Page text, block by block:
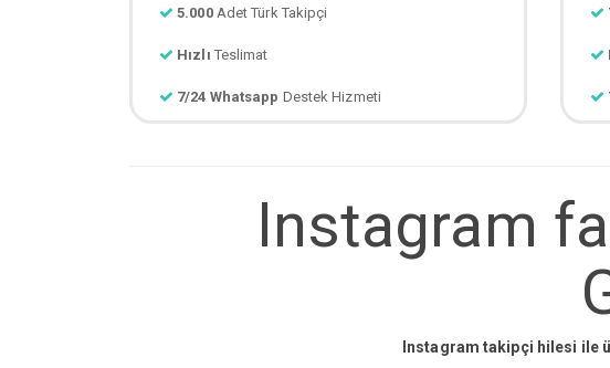
5.000 Adet Türk Takipçi
Hızlı Teslimat
7/24 Whatsapp Destek Hizmeti
Instagram
Instagram takipçi hilesi ile